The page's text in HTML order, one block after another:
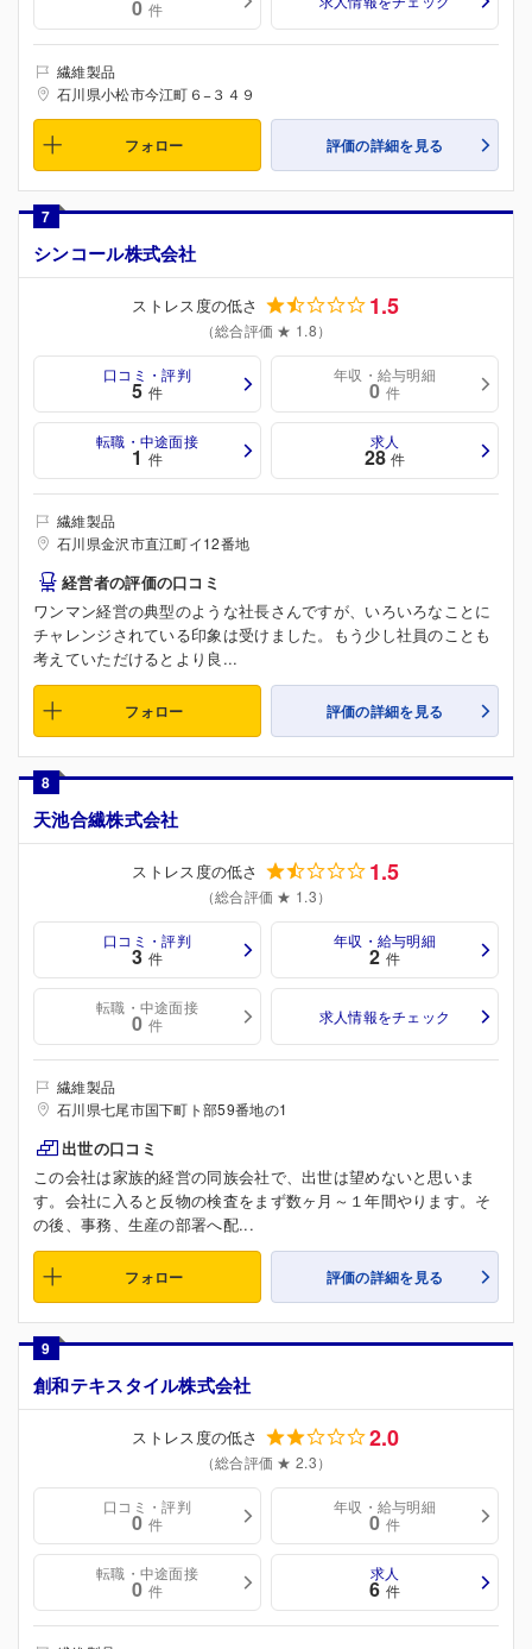
0 件
繊維製品
石川県小松市今江町６−３４９
フォロー 評価の詳細を見る
7
シンコール株式会社
ストレス度の低さ 1.5
（総合評価 ★ 1.8）
口コミ・評判
5 件
年収・給与明細
0 件
転職・中途面接
1 件
求人
28 件
繊維製品
石川県金沢市直江町イ12番地
経営者の評価の口コミ
ワンマン経営の典型のような社長さんですが、いろいろなことに
チャレンジされている印象は受けました。もう少し社員のことも
考えていただけるとより良...
フォロー 評価の詳細を見る
8
天池合繊株式会社
ストレス度の低さ 1.5
（総合評価 ★ 1.3）
口コミ・評判
3 件
年収・給与明細
2 件
転職・中途面接
0 件 求人情報をチェック
繊維製品
石川県七尾市国下町ト部59番地の1
出世の口コミ
この会社は家族的経営の同族会社で、出世は望めないと思いま
す。会社に入ると反物の検査をまず数ヶ月～１年間やります。そ
の後、事務、生産の部署へ配...
フォロー 評価の詳細を見る
9
創和テキスタイル株式会社
ストレス度の低さ 2.0
（総合評価 ★ 2.3）
口コミ・評判
0 件
年収・給与明細
0 件
転職・中途面接
0 件
求人
6 件